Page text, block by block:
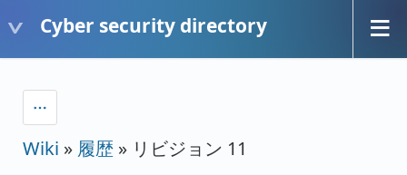
Cyber security directory
Wiki » 履歴 » リビジョン 11